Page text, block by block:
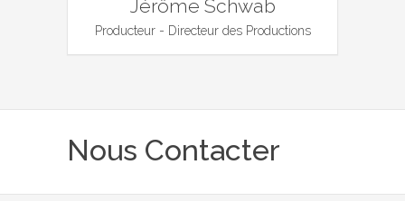
Jérôme Schwab
Producteur - Directeur des Productions
Nous Contacter